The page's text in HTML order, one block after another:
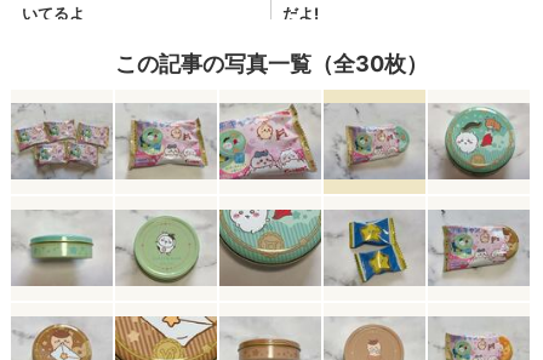
この記事の写真一覧（全30枚）